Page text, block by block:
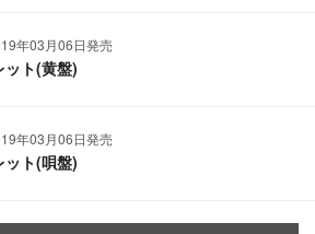
年03月06日発売
ット(黄盤)
年03月06日発売
ット(唄盤)